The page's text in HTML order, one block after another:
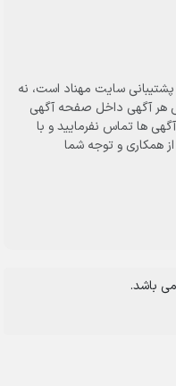
سایت مهناد است، نه
هر آگهی داخل صفحه آگهی
ها تماس نفرمایید و با
همکاری و توجه شما
باشد.